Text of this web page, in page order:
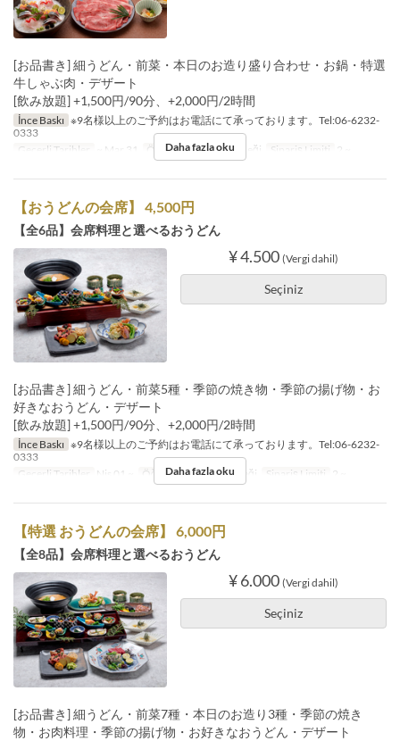
[お品書き] 細うどん・前菜・本日のお造り盛り合わせ・お鍋・特選
牛しゃぶ肉・デザート
[飲み放題] +1,500円/90分、+2,000円/2時間
İnce Baskı ※9名様以上のご予約はお電話にて承っております。Tel:06-6232-
0333
Geçerli Tarihler
~ Mar 31 Öğünler Akşam Yemeği Sipariş Limiti 2 ~
Daha fazla oku
【おうどんの会席】 4,500円
【全6品】会席料理と選べるおうどん
¥ 4.500 (Vergi dahil)
Seçiniz
[お品書き] 細うどん・前菜5種・季節の焼き物・季節の揚げ物・お
好きなおうどん・デザート
[飲み放題] +1,500円/90分、+2,000円/2時間
İnce Baskı ※9名様以上のご予約はお電話にて承っております。Tel:06-6232-
0333
Geçerli Tarihler
Nis 01 ~ Öğünler Akşam Yemeği Sipariş Limiti 2 ~
Daha fazla oku
【特選 おうどんの会席】 6,000円
【全8品】会席料理と選べるおうどん
¥ 6.000 (Vergi dahil)
Seçiniz
[お品書き] 細うどん・前菜7種・本日のお造り3種・季節の焼き
物・お肉料理・季節の揚げ物・お好きなおうどん・デザート